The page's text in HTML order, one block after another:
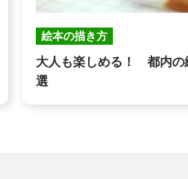
絵本の描き方
大人も楽しめる！ 都内の
選